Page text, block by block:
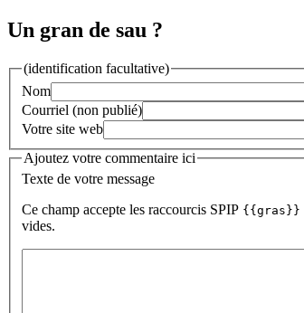
Un gran de sau ?
(identification facultative)
Nom
Courriel (non publié)
Votre site web
Ajoutez votre commentaire ici
Texte de votre message
Ce champ accepte les raccourcis SPIP {{gras}}
vides.